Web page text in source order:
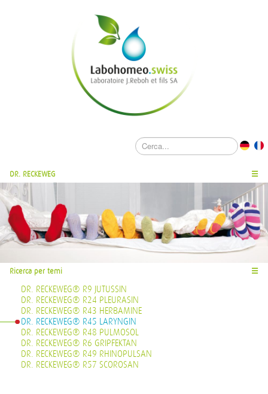
DR. RECKEWEG ☰
Ricerca per temi ☰
DR. RECKEWEG® R9 JUTUSSIN
DR. RECKEWEG® R24 PLEURASIN
DR. RECKEWEG® R43 HERBAMINE
DR. RECKEWEG® R45 LARYNGIN
DR. RECKEWEG® R48 PULMOSOL
DR. RECKEWEG® R6 GRIPFEKTAN
DR. RECKEWEG® R49 RHINOPULSAN
DR. RECKEWEG® R57 SCOROSAN